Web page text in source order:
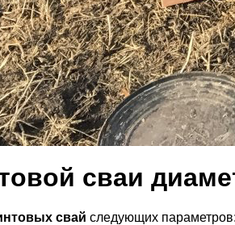
сваи
свай следующих